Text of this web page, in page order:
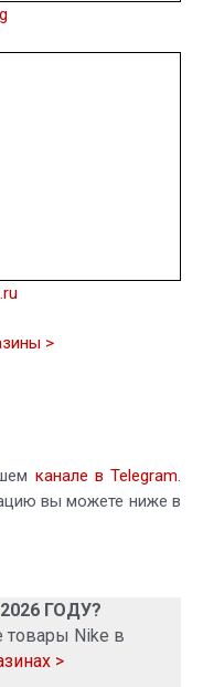
>
канале в Telegram.
вы можете ниже в
ГОДУ?
товары Nike в
>